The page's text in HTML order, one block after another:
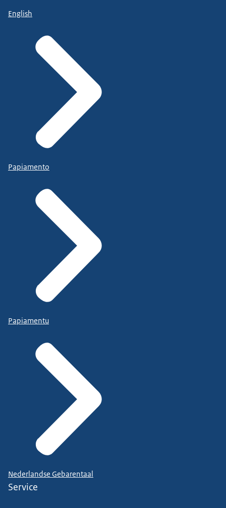
English
Papiamento
Papiamentu
Nederlandse Gebarentaal
Service